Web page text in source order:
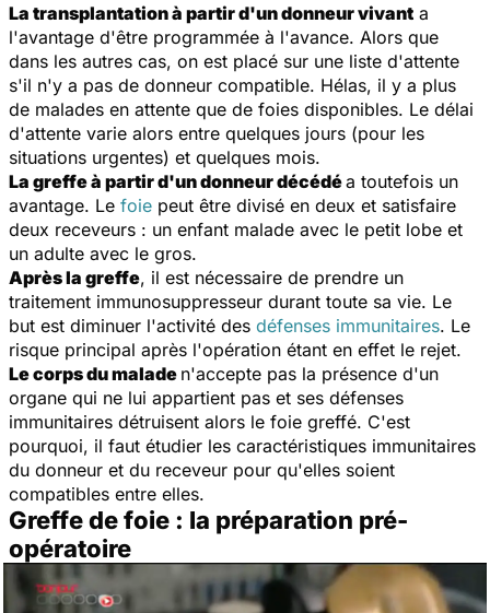
La transplantation à partir d'un donneur vivant a
l'avantage d'être programmée à l'avance. Alors que
dans les autres cas, on est placé sur une liste d'attente
s'il n'y a pas de donneur compatible. Hélas, il y a plus
de malades en attente que de foies disponibles. Le délai
d'attente varie alors entre quelques jours (pour les
situations urgentes) et quelques mois.
La greffe à partir d'un donneur décédéa toutefois un
avantage. Le foie peut être divisé en deux et satisfaire
deux receveurs : un enfant malade avec le petit lobe et
un adulte avec le gros.
Après la greffe, il est nécessaire de prendre un
traitement immunosuppresseur durant toute sa vie. Le
but est diminuer l'activité des défenses immunitaires. Le
risque principal après l'opération étant en effet le rejet.
Le corps du malade n'accepte pas la présence d'un
organe qui ne lui appartient pas et ses défenses
immunitaires détruisent alors le foie greffé. C'est
pourquoi, il faut étudier les caractéristiques immunitaires
du donneur et du receveur pour qu'elles soient
compatibles entre elles.
Greffe de foie : la préparation pré-
opératoire